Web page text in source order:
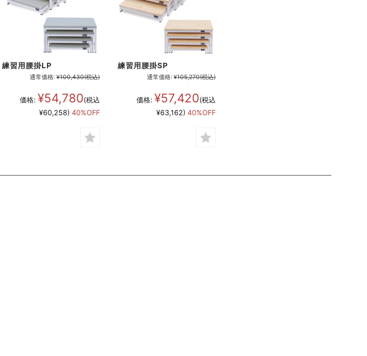
練習用腰掛LP
通常価格: ¥100,430(税込)
価格: ¥54,780(税込
¥60,258) 40%OFF
練習用腰掛SP
通常価格: ¥105,270(税込)
価格: ¥57,420(税込
¥63,162) 40%OFF